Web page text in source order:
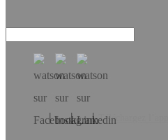
Téléchargez l’app!